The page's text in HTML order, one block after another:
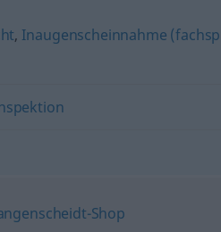
, Inaugenscheinnahme